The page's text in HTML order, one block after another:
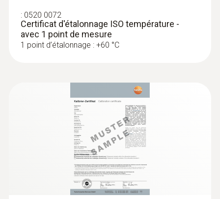
:0572 1753
testo 175 T3 - Enregistreur de
température
: 0520 0072
Certificat d'étalonnage ISO température -
avec 1 point de mesure
1 point d’étalonnage : +60 °C